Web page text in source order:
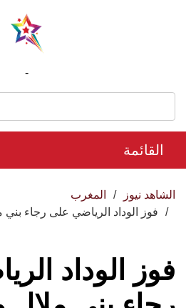
-
القائمة
الشاهد نيوز
المغرب
فوز الوداد الرياضي على رجاء بني
فوز الوداد